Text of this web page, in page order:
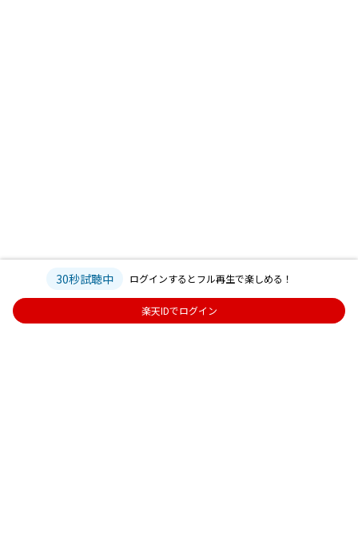
30秒試聴中 ログインするとフル再生で楽しめる！
楽天IDでログイン